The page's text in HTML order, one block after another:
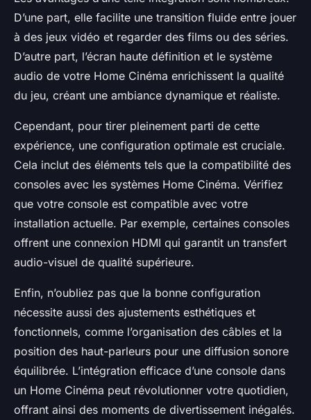
D’une part, elle facilite une transition fluide entre jouer
à des jeux vidéo et regarder des films ou des séries.
D’autre part, l’écran haute définition et le système
audio de votre Home Cinéma enrichissent la qualité
du jeu, créant une ambiance dynamique et réaliste.
Cependant, pour tirer pleinement parti de cette
expérience, une configuration optimale est cruciale.
Cela inclut des éléments tels que la compatibilité des
consoles avec les systèmes Home Cinéma. Vérifiez
que votre console est compatible avec votre
installation actuelle. Par exemple, certaines consoles
offrent une connexion HDMI qui garantit un transfert
audio-visuel de qualité supérieure.
Enfin, n’oubliez pas que la bonne configuration
nécessite aussi des ajustements esthétiques et
fonctionnels, comme l’organisation des câbles et la
position des haut-parleurs pour une diffusion sonore
équilibrée. L’intégration efficace d’une console dans
un Home Cinéma peut révolutionner votre quotidien,
offrant ainsi des moments de divertissement inégalés.